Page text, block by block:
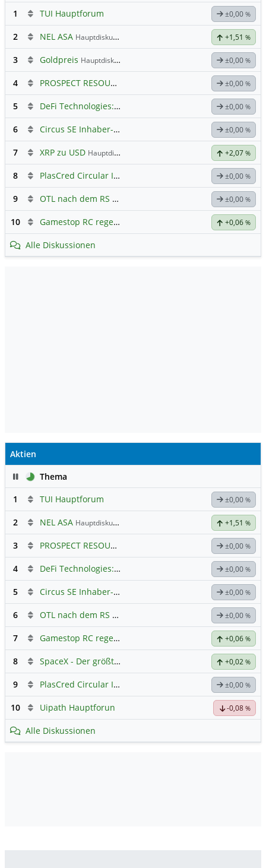
1 TUI Hauptforum ±0,00 %
2 NEL ASA Hauptdiskussion +1,51 %
3 Goldpreis Hauptdiskussion ±0,00 %
4 PROSPECT RESOURCES LTD ±0,00 %
5 DeFi Technologies: Eine Perle? ±0,00 %
6 Circus SE Inhaber-Akt ±0,00 %
7 XRP zu USD Hauptdiskussion +2,07 %
8 PlasCred Circular Innovations ±0,00 %
9 OTL nach dem RS 1:20 ±0,00 %
10 Gamestop RC regelt ✌️ +0,06 %
Alle Diskussionen
Aktien
PauseThema
1
TUI Hauptforum ±0,00 %
2 NEL ASA Hauptdiskussion +1,51 %
3 PROSPECT RESOURCES LTD ±0,00 %
4 DeFi Technologies: Eine Perle? ±0,00 %
5 Circus SE Inhaber-Akt ±0,00 %
6 OTL nach dem RS 1:20 ±0,00 %
7 Gamestop RC regelt ✌️ +0,06 %
8 SpaceX - Der größte IPO der Geschichte +0,02 %
9 PlasCred Circular Innovations ±0,00 %
10 Uipath Hauptforun -0,08 %
Alle Diskussionen